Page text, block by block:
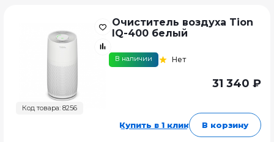
Код товара: 8256
Очиститель воздуха Tion
IQ-400 белый
В наличии Нет
31 340 ₽
Купить в 1 клик В корзину